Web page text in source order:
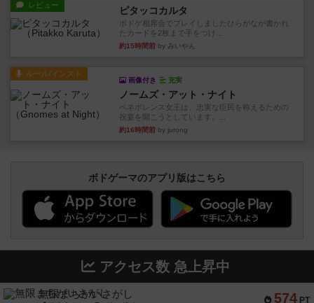
レビュー ピタッコカルタ
ボドゲ相席会でプレイしましたひらがなが書かれ
たカードを2枚まで手をつけ...
約15時間前 by みいやん
ルール/インスト
画像付き 充実
ノームズ・アット・ナイト
ベネボレンス女王は、忠実な臣民を称えるための
祝宴を開こうとしています。...
約16時間前 by jurong
ボドゲーマのアプリ版はこちら
アクセス数 急上昇中
574 PT
無限まちがいさがし